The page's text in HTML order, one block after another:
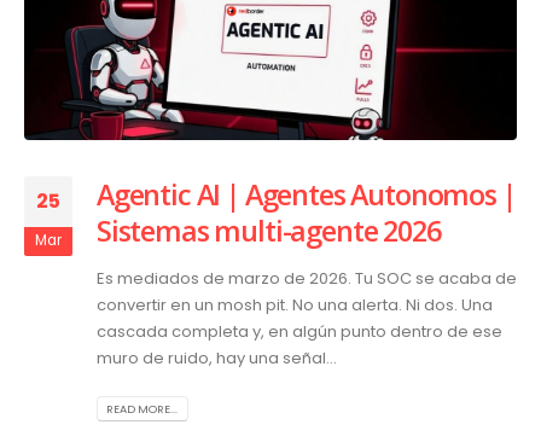
25
Mar
Agentic AI | Agentes Autonomos |
Sistemas multi-agente 2026
Es mediados de marzo de 2026. Tu SOC se acaba de
convertir en un mosh pit. No una alerta. Ni dos. Una
cascada completa y, en algún punto dentro de ese
muro de ruido, hay una señal...
READ MORE...